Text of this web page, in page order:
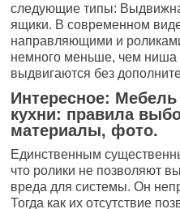
следующие типы:
ящики. В современном
направляющими и
немного меньше, чем ниша
выдвигаются без
Интересное:
кухни: правила
материалы, фото.
Единственным
что ролики не позволяют
вреда для системы. Он
Тогда как их отсутствие